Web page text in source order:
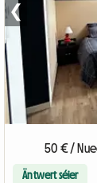
❮
50 € /
Äntwert séier